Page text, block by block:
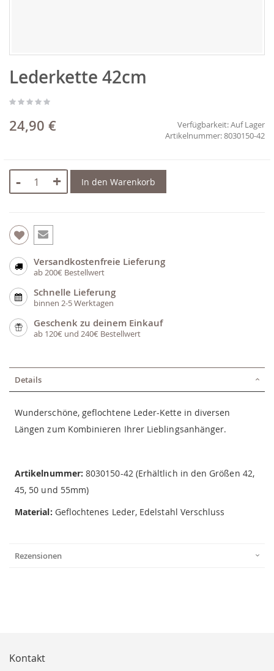
Anfang
der
springen
Lederkette 42cm
24,90 € Verfügbarkeit:Auf Lager
8030150-42
- + In den Warenkorb
Versandkostenfreie Lieferung
ab 200€ Bestellwert
Schnelle Lieferung
binnen 2-5 Werktagen
Geschenk zu deinem Einkauf
ab 120€ und 240€ Bestellwert
Details
Wunderschöne, geflochtene Leder-Kette in diversen
Längen zum Kombinieren Ihrer Lieblingsanhänger.
Artikelnummer: 8030150-42 (Erhältlich in den Größen 42,
45, 50 und 55mm)
Material: Geflochtenes Leder, Edelstahl Verschluss
Rezensionen
Kontakt